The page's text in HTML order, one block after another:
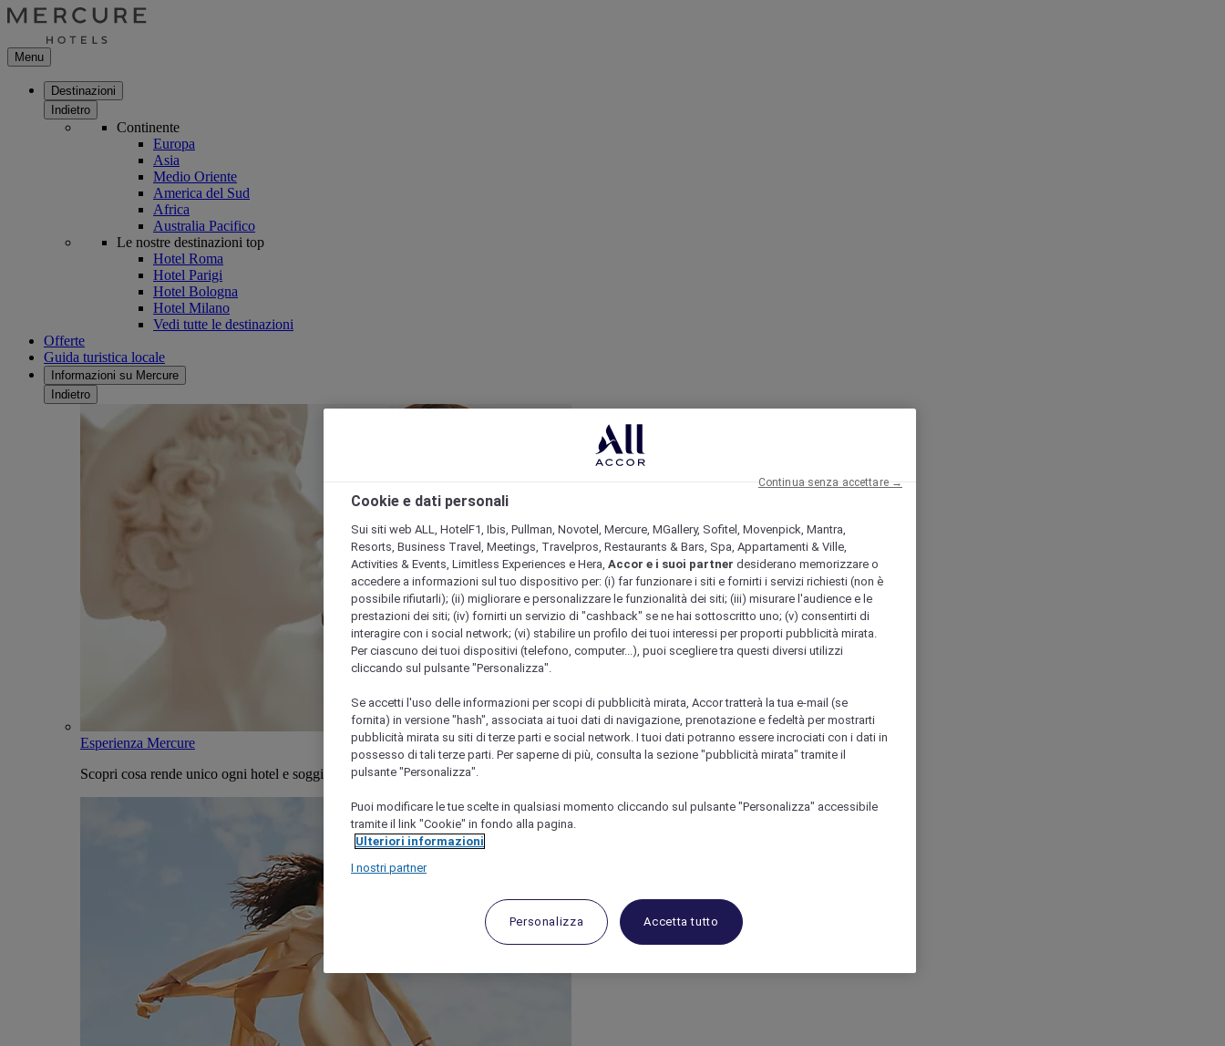
Menu
Destinazioni
Indietro
Continente
Europa
Asia
Medio Oriente
America del Sud
Africa
Australia Pacifico
Le nostre destinazioni top
Hotel Roma
Hotel Parigi
Hotel Bologna
Hotel Milano
Vedi tutte le destinazioni
Offerte
Guida turistica locale
Informazioni su Mercure
Indietro
Esperienza Mercure
Scopri cosa rende unico ogni hotel e soggiorno Mercure
Cookie e dati personali
Sui siti web ALL, HotelF1, Ibis, Pullman, Novotel, Mercure, MGallery, Sofitel, Movenpick, Mantra,
Resorts, Business Travel, Meetings, Travelpros, Restaurants & Bars, Spa, Appartamenti & Ville,
Activities & Events, Limitless Experiences e Hera, Accor e i suoi partner desiderano memorizzare o
accedere a informazioni sul tuo dispositivo per: (i) far funzionare i siti e fornirti i servizi richiesti (non è
possibile rifiutarli); (ii) migliorare e personalizzare le funzionalità dei siti; (iii) misurare l'audience e le
prestazioni dei siti; (iv) fornirti un servizio di "cashback" se ne hai sottoscritto uno; (v) consentirti di
interagire con i social network; (vi) stabilire un profilo dei tuoi interessi per proporti pubblicità mirata.
Per ciascuno dei tuoi dispositivi (telefono, computer...), puoi scegliere tra questi diversi utilizzi
cliccando sul pulsante "Personalizza".
Se accetti l'uso delle informazioni per scopi di pubblicità mirata, Accor tratterà la tua e-mail (se
fornita) in versione "hash", associata ai tuoi dati di navigazione, prenotazione e fedeltà per mostrarti
pubblicità mirata su siti di terze parti e social network. I tuoi dati potranno essere incrociati con i dati in
possesso di tali terze parti. Per saperne di più, consulta la sezione "pubblicità mirata" tramite il
pulsante "Personalizza".
Puoi modificare le tue scelte in qualsiasi momento cliccando sul pulsante "Personalizza" accessibile
tramite il link "Cookie" in fondo alla pagina.
Ulteriori informazioni
I nostri partner
Personalizza Accetta tutto
Continua senza accettare →